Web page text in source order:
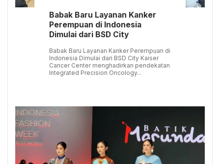
Babak Baru Layanan Kanker
Perempuan di Indonesia
Dimulai dari BSD City
Babak Baru Layanan Kanker Perempuan di
Indonesia Dimulai dari BSD City Kaiser
Cancer Center menghadirkan pendekatan
Integrated Precision Oncology...